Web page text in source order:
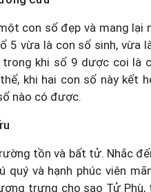
con số đẹp và mang lại
5 vừa là con số sinh, vừa
khi số 9 dược coi là
khi hai con số này kết
nào có được.
tồn và bất tử. Nhắc
quý và hạnh phúc viên
trưng cho sao Tử